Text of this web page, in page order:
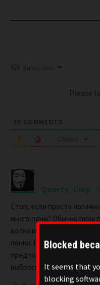
Please
Qwerty_Uiop
Стоп, если просто
много пены? Обычно пена
волна имеют супер
пенки. Но здесь вся
предположить, что такая
выбросов заводов,
Blocked
It seems that
blocking